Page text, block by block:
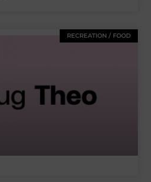
RECREATION / FOOD